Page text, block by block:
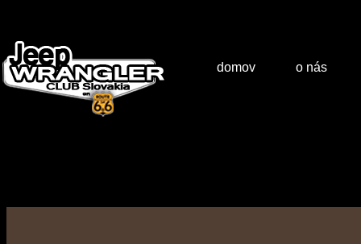
domov o nás